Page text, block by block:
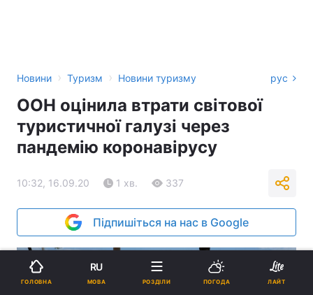
Новини › Туризм › Новини туризму рус
ООН оцінила втрати світової
туристичної галузі через
пандемію коронавірусу
10:32, 16.09.20 1 хв. 337
Підпишіться на нас в Google
ГОЛОВНА
RU
МОВА РОЗДІЛИ ПОГОДА ЛАЙТ